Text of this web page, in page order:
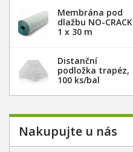
Membrána pod
dlažbu NO-CRACK
1 x 30 m
Distanční
podložka trapéz,
100 ks/bal
Nakupujte u nás